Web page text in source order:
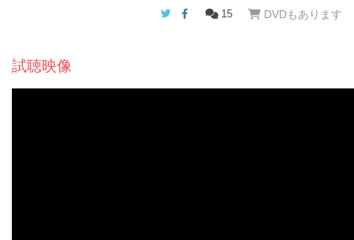
Twitter
Facebook
15 DVDもあります
試聴映像